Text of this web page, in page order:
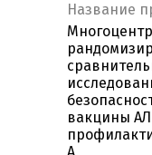
Название
вакцины